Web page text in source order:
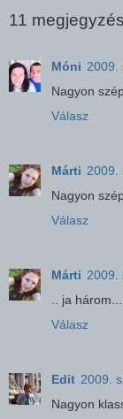
11
Móni 2009.
Nagyon
Válasz
Márti 2009.
Nagyon
Válasz
Márti 2009.
.. ja
Válasz
Edit 2009.
Nagyon